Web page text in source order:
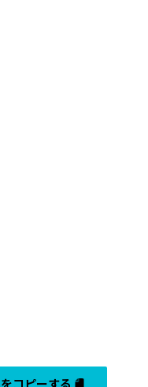
コピーする